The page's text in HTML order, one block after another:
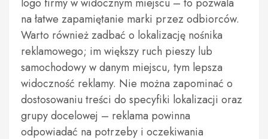
logo firmy w widocznym miejscu – to pozwala
na łatwe zapamiętanie marki przez odbiorców.
Warto również zadbać o lokalizację nośnika
reklamowego; im większy ruch pieszy lub
samochodowy w danym miejscu, tym lepsza
widoczność reklamy. Nie można zapominać o
dostosowaniu treści do specyfiki lokalizacji oraz
grupy docelowej – reklama powinna
odpowiadać na potrzeby i oczekiwania